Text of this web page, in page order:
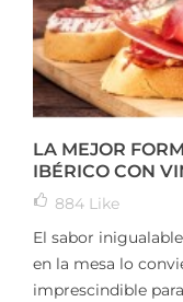
LA MEJOR
IBÉRICO CON
884 Like
El sabor
en la mesa lo
imprescindible